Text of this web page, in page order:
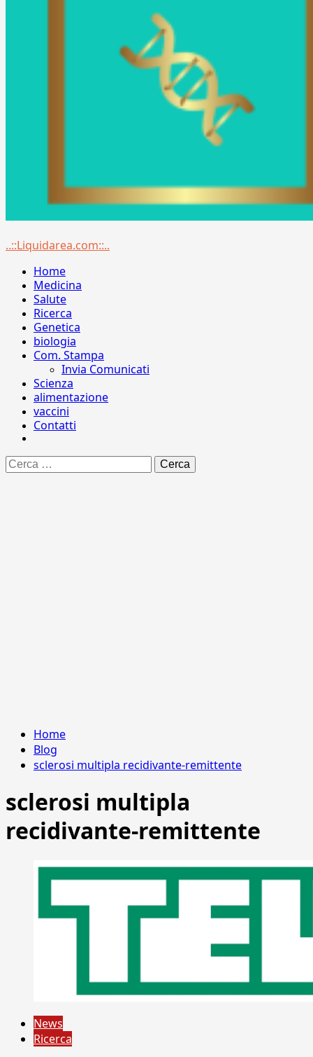
Menu
..::Liquidarea.com::..
Home
Medicina
Salute
Ricerca
Genetica
biologia
Com. Stampa
Invia Comunicati
Scienza
alimentazione
vaccini
Contatti
Ricerca
per:
Home
Blog
sclerosi multipla recidivante-remittente
sclerosi multipla
recidivante-remittente
News
Ricerca